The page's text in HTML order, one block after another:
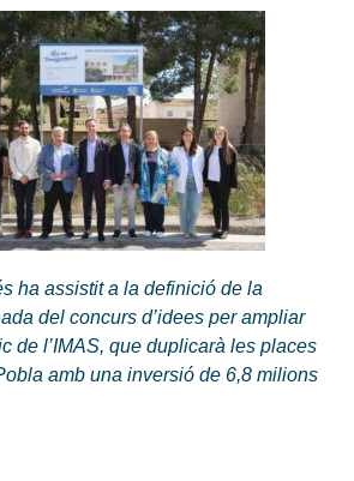
ha assistit a la definició de la
del concurs d’idees per ampliar
de l’IMAS, que duplicarà les places
amb una inversió de 6,8 milions